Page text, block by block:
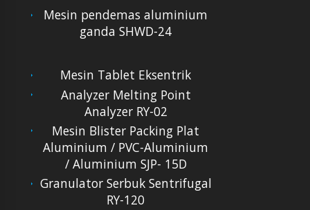
Mesin pendemas aluminium
ganda SHWD-24
Mesin Tablet Eksentrik
Analyzer Melting Point
Analyzer RY-02
Mesin Blister Packing Plat
Aluminium / PVC-Aluminium
/ Aluminium SJP- 15D
Granulator Serbuk Sentrifugal
RY-120